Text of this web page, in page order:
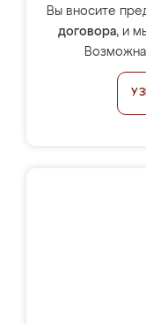
Вы вносите
договора, и
Возможна